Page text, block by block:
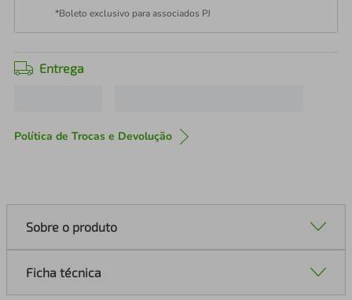
*Boleto exclusivo para associados PJ
Entrega
Política de Trocas e Devolução
Sobre o produto
Ficha técnica